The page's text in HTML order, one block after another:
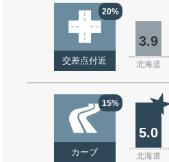
20%
交差点付近
3.9
北海道
15%
カーブ
5.0
北海道